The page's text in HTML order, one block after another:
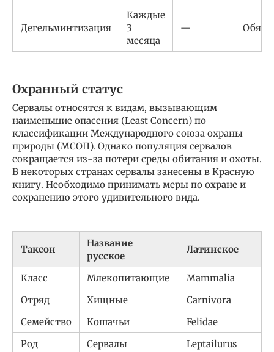
Дегельминтизация
Каждые
3
месяца
—
Охранный статус
Сервалы относятся к видам, вызывающим
наименьшие опасения (Least Concern) по
классификации Международного союза охраны
природы (МСОП). Однако популяция сервалов
сокращается из-за потери среды обитания и охоты.
В некоторых странах сервалы занесены в Красную
книгу. Необходимо принимать меры по охране и
сохранению этого удивительного вида.
Таксон
Название
русское
Латинское
Класс Млекопитающие
Mammalia
Отряд
Хищные
Carnivora
Семейство
Кошачьи
Felidae
Род
Сервалы Leptailurus